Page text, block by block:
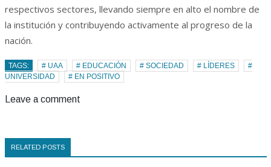
respectivos sectores, llevando siempre en alto el nombre de
la institución y contribuyendo activamente al progreso de la
nación.
TAGS: # UAA # EDUCACIÓN # SOCIEDAD # LÍDERES
#
UNIVERSIDAD
# EN POSITIVO
Leave a comment
RELATED POSTS